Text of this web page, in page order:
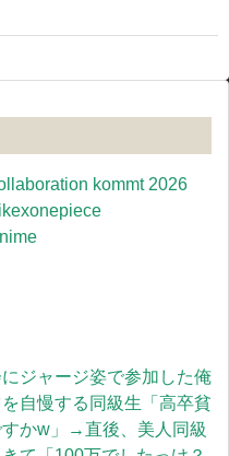
kommt 2026
にジャージ姿で参加した俺
自慢する同級生「高卒貧
かw」→直後、美人同級